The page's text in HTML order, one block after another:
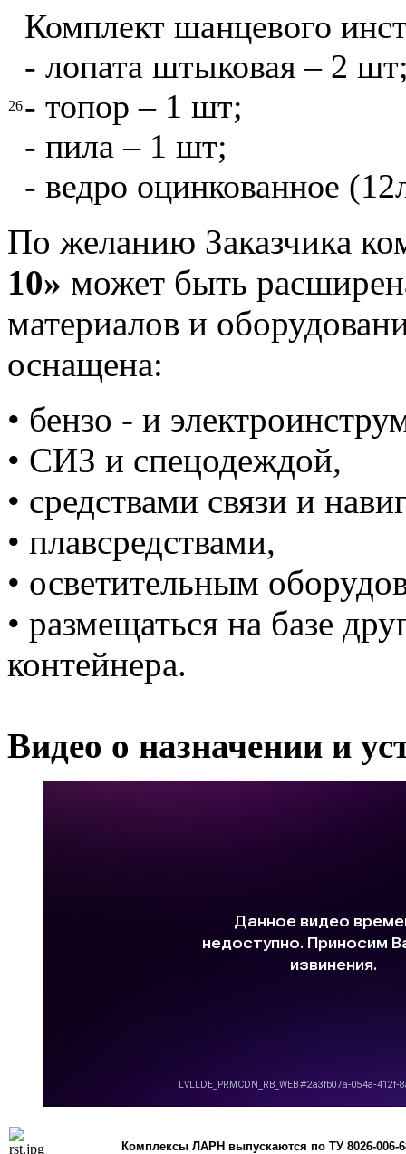
26
Комплект шанцевого
- лопата штыковая – 2
- топор – 1 шт;
- пила – 1 шт;
- ведро оцинкованное
По желанию Заказчика
10» может быть
материалов и
оснащена:
• бензо - и
• СИЗ и спецодеждой,
• средствами связи и
• плавсредствами,
• осветительным
• размещаться на базе
контейнера.
Видео о назначении и
Комплексы ЛАРН выпускаются по ТУ 8026-006-